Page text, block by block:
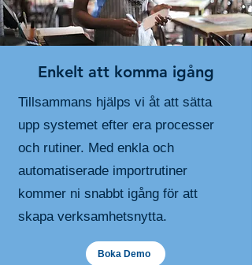
Enkelt att komma igång
Tillsammans hjälps vi åt att sätta
upp systemet efter era processer
och rutiner. Med enkla och
automatiserade importrutiner
kommer ni snabbt igång för att
skapa verksamhetsnytta.
Boka Demo